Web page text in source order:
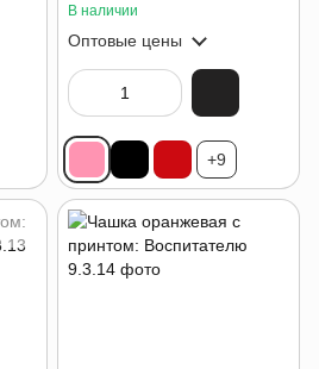
В наличии
Оптовые цены
+9